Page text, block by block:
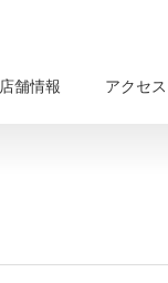
店舗情報 アクセス